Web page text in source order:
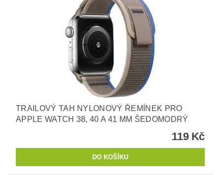
TRAILOVÝ TAH NYLONOVÝ ŘEMÍNEK PRO
APPLE WATCH 38, 40 A 41 MM ŠEDOMODRÝ
119 Kč